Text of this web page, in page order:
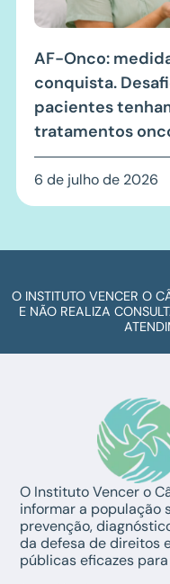
AF-Onco:
conquista.
pacientes
tratamentos
6 de julho de 2026
O INSTITUTO VENCER O
E NÃO REALIZA
O Instituto Vencer o
informar a população
prevenção,
da defesa de direitos
públicas eficazes